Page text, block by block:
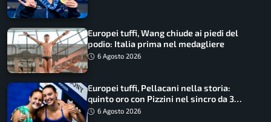
Europei tuffi, Wang chiude ai piedi del
podio: Italia prima nel medagliere
6 Agosto 2026
Europei tuffi, Pellacani nella storia:
quinto oro con Pizzini nel sincro da 3
metri
6 Agosto 2026